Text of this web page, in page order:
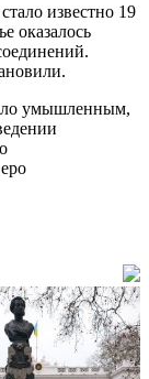
известно 19
оказалось
умышленным,